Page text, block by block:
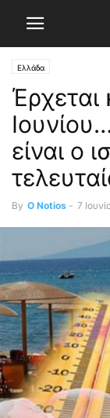
Ελλάδα
είναι ο
By O Notios - 7